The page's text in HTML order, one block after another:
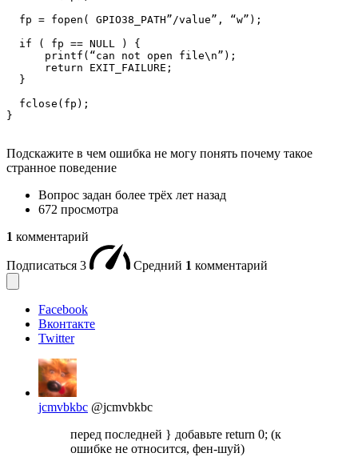
  fp = fopen( GPIO38_PATH”/value”, “w”);
  if ( fp == NULL ) {
      printf(“can not open file\n”);
      return EXIT_FAILURE;
  }
  fclose(fp);
}
Подскажите в чем ошибка не могу понять почему такое
странное поведение
Вопрос задан более трёх лет назад
672 просмотра
1 комментарий
Подписаться 3 Средний 1 комментарий
Facebook
Вконтакте
Twitter
jcmvbkbc @jcmvbkbc
перед последней } добавьте return 0; (к
ошибке не относится, фен-шуй)